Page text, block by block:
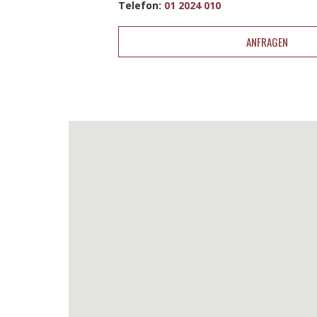
Telefon: 01 2024 010
ANFRAGEN